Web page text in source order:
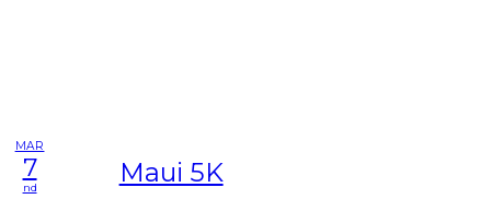
MAR
7
nd Maui 5K